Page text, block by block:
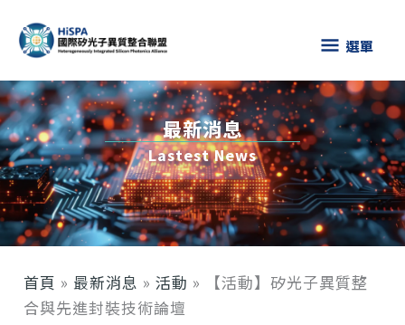
要
內
容
單
選單
最新消息
Lastest News
首頁 » 最新消息 »活動 »
【活動】矽光子異質整
合與先進封裝技術論壇